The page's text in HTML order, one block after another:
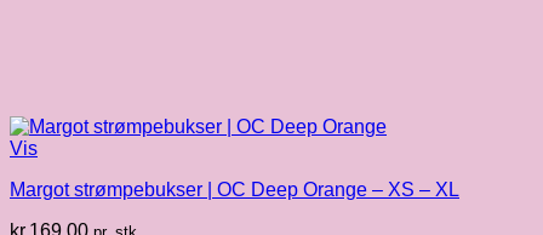
Vis
Margot strømpebukser | OC Deep Orange – XS – XL
kr. 169.00